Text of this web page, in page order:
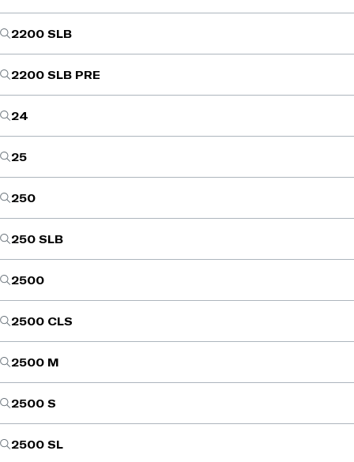
2200 SLB
2200 SLB PRE
24
25
250
250 SLB
2500
2500 CLS
2500 M
2500 S
2500 SL